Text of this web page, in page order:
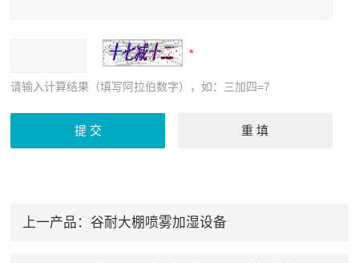
请输入计算结果（填写阿拉伯数字），如：三加四=7
上一产品： 谷耐大棚喷雾加湿设备